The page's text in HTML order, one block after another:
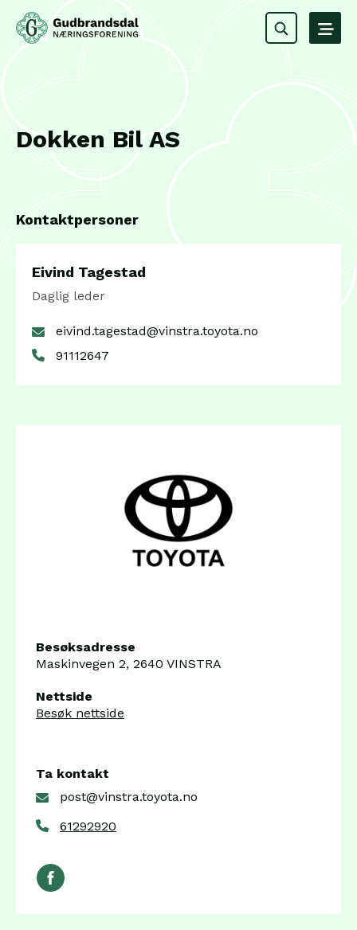
Dokken Bil AS
Kontaktpersoner
Eivind Tagestad
Daglig leder
eivind.tagestad@vinstra.toyota.no
91112647
Besøksadresse
Maskinvegen 2, 2640 VINSTRA
Nettside
Besøk nettside
Ta kontakt
post@vinstra.toyota.no
61292920